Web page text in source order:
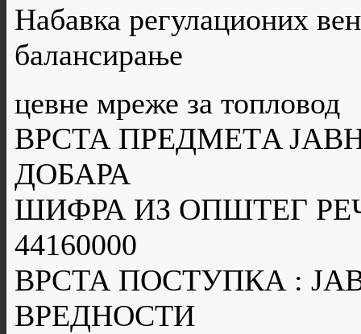
Набавка регулационих
балансирање
цевне мреже за топловод
ВРСТА ПРЕДМЕТA
ДОБАРА
ШИФРА ИЗ ОПШТЕГ
44160000
ВРСТА ПОСТУПКА :
ВРЕДНОСТИ